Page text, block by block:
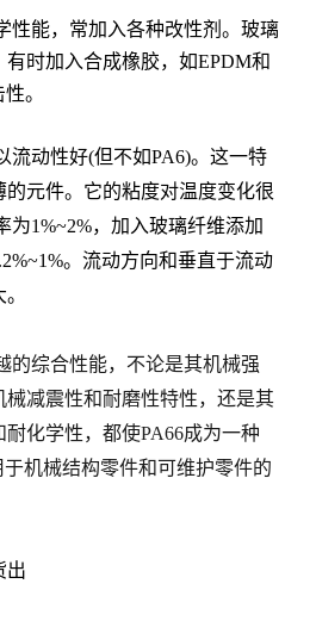
性能，常加入各种改性剂。玻璃
时加入合成橡胶，如EPDM和
。
流动性好(但不如PA6)。这一特
元件。它的粘度对温度变化很
为1%~2%，加入玻璃纤维添加
。流动方向和垂直于流动
的综合性能，不论是其机械强
械减震性和耐磨性特性，还是其
耐化学性，都使PA66成为一种
机械结构零件和可维护零件的
出